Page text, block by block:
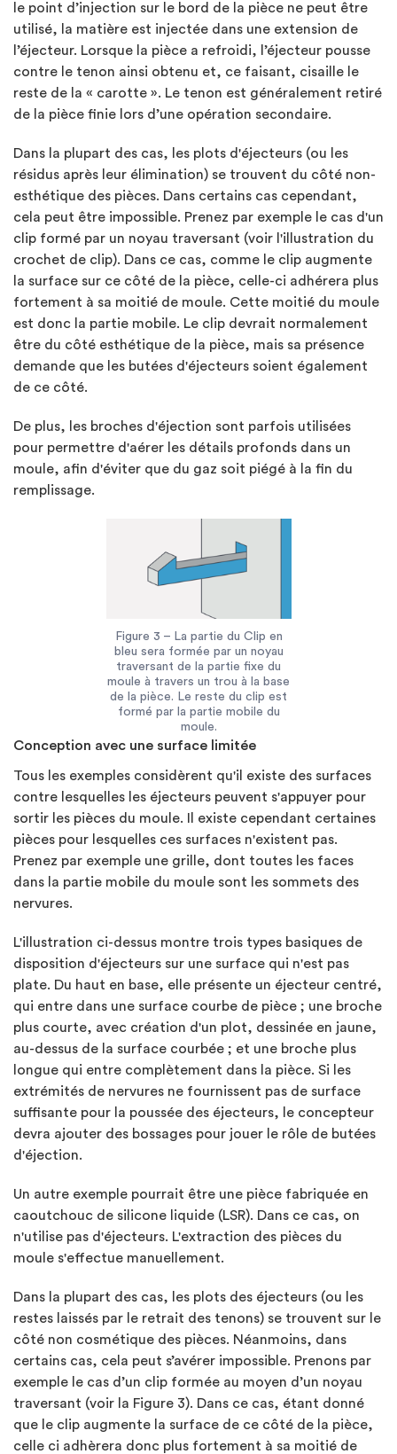
le point d’injection sur le bord de la pièce ne peut être
utilisé, la matière est injectée dans une extension de
l’éjecteur. Lorsque la pièce a refroidi, l’éjecteur pousse
contre le tenon ainsi obtenu et, ce faisant, cisaille le
reste de la « carotte ». Le tenon est généralement retiré
de la pièce finie lors d’une opération secondaire.
Dans la plupart des cas, les plots d'éjecteurs (ou les
résidus après leur élimination) se trouvent du côté non-
esthétique des pièces. Dans certains cas cependant,
cela peut être impossible. Prenez par exemple le cas d'un
clip formé par un noyau traversant (voir l'illustration du
crochet de clip). Dans ce cas, comme le clip augmente
la surface sur ce côté de la pièce, celle-ci adhérera plus
fortement à sa moitié de moule. Cette moitié du moule
est donc la partie mobile. Le clip devrait normalement
être du côté esthétique de la pièce, mais sa présence
demande que les butées d'éjecteurs soient également
de ce côté.
De plus, les broches d'éjection sont parfois utilisées
pour permettre d'aérer les détails profonds dans un
moule, afin d'éviter que du gaz soit piégé à la fin du
remplissage.
Figure 3 – La partie du Clip en
bleu sera formée par un noyau
traversant de la partie fixe du
moule à travers un trou à la base
de la pièce. Le reste du clip est
formé par la partie mobile du
moule.
Conception avec une surface limitée
Tous les exemples considèrent qu'il existe des surfaces
contre lesquelles les éjecteurs peuvent s'appuyer pour
sortir les pièces du moule. Il existe cependant certaines
pièces pour lesquelles ces surfaces n'existent pas.
Prenez par exemple une grille, dont toutes les faces
dans la partie mobile du moule sont les sommets des
nervures.
L'illustration ci-dessus montre trois types basiques de
disposition d'éjecteurs sur une surface qui n'est pas
plate. Du haut en base, elle présente un éjecteur centré,
qui entre dans une surface courbe de pièce ; une broche
plus courte, avec création d'un plot, dessinée en jaune,
au-dessus de la surface courbée ; et une broche plus
longue qui entre complètement dans la pièce. Si les
extrémités de nervures ne fournissent pas de surface
suffisante pour la poussée des éjecteurs, le concepteur
devra ajouter des bossages pour jouer le rôle de butées
d'éjection.
Un autre exemple pourrait être une pièce fabriquée en
caoutchouc de silicone liquide (LSR). Dans ce cas, on
n'utilise pas d'éjecteurs. L'extraction des pièces du
moule s'effectue manuellement.
Dans la plupart des cas, les plots des éjecteurs (ou les
restes laissés par le retrait des tenons) se trouvent sur le
côté non cosmétique des pièces. Néanmoins, dans
certains cas, cela peut s’avérer impossible. Prenons par
exemple le cas d’un clip formée au moyen d’un noyau
traversant (voir la Figure 3). Dans ce cas, étant donné
que le clip augmente la surface de ce côté de la pièce,
celle ci adhèrera donc plus fortement à sa moitié de